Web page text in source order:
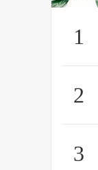
1
2
3